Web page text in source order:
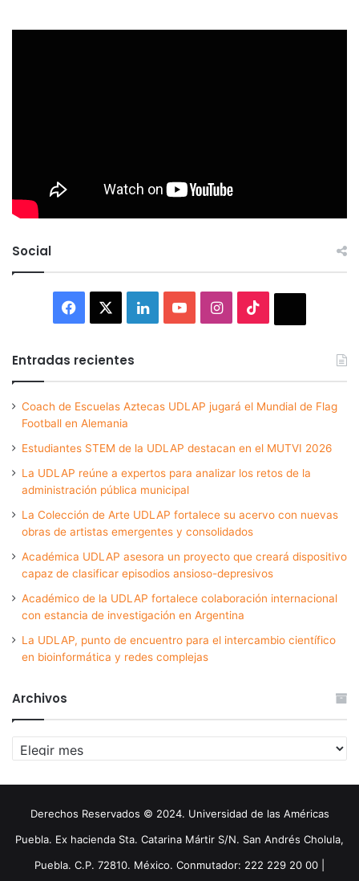
Social
Facebook LinkedInYouTubeInstagram
Entradas recientes
Coach de Escuelas Aztecas UDLAP jugará el Mundial de Flag
Football en Alemania
Estudiantes STEM de la UDLAP destacan en el MUTVI 2026
La UDLAP reúne a expertos para analizar los retos de la
administración pública municipal
La Colección de Arte UDLAP fortalece su acervo con nuevas
obras de artistas emergentes y consolidados
Académica UDLAP asesora un proyecto que creará dispositivo
capaz de clasificar episodios ansioso-depresivos
Académico de la UDLAP fortalece colaboración internacional
con estancia de investigación en Argentina
La UDLAP, punto de encuentro para el intercambio científico
en bioinformática y redes complejas
Archivos
Archivos
Derechos Reservados © 2024. Universidad de las Américas
Puebla. Ex hacienda Sta. Catarina Mártir S/N. San Andrés Cholula,
Puebla. C.P. 72810. México. Conmutador: 222 229 20 00 |